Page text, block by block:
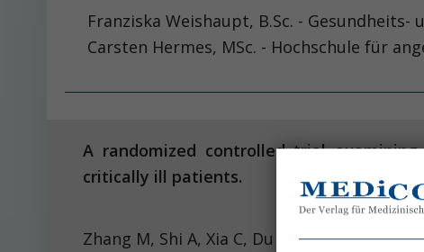
Franziska Weishaupt, B.Sc. -
Carsten Hermes, MSc. - Hochschule für
A randomized controlled trial
critically ill patients.
Zhang M, Shi A, Xia C, Du L, Zheng S, Nan Y,